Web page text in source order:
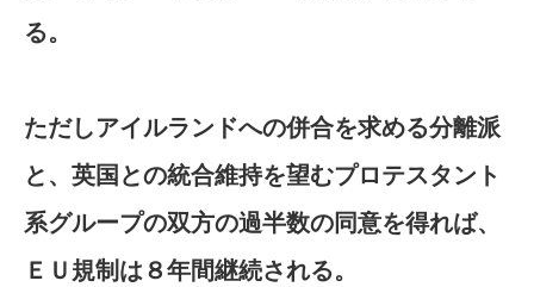
る。
ただしアイルランドへの併合を求める分離派
と、英国との統合維持を望むプロテスタント
系グループの双方の過半数の同意を得れば、
ＥＵ規制は８年間継続される。